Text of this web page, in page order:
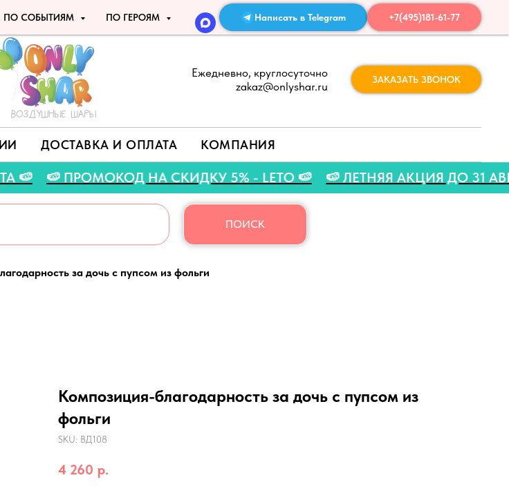
ПО СОБЫТИЯМ ПО ГЕРОЯМ Написать в Telegram +7(495)181-61-77
Ежедневно, круглосуточно
zakaz@onlyshar.ru
ЗАКАЗАТЬ ЗВОНОК
ДОСТАВКА И ОПЛАТА КОМПАНИЯ
🍉 🍉 ПРОМОКОД НА СКИДКУ 5% - LETO 🍉 🍉 ЛЕТНЯЯ АКЦИЯ ДО
ПОИСК
за дочь с пупсом из фольги
Композиция-благодарность за дочь с пупсом из
фольги
SKU: ВД108
4 260 р.